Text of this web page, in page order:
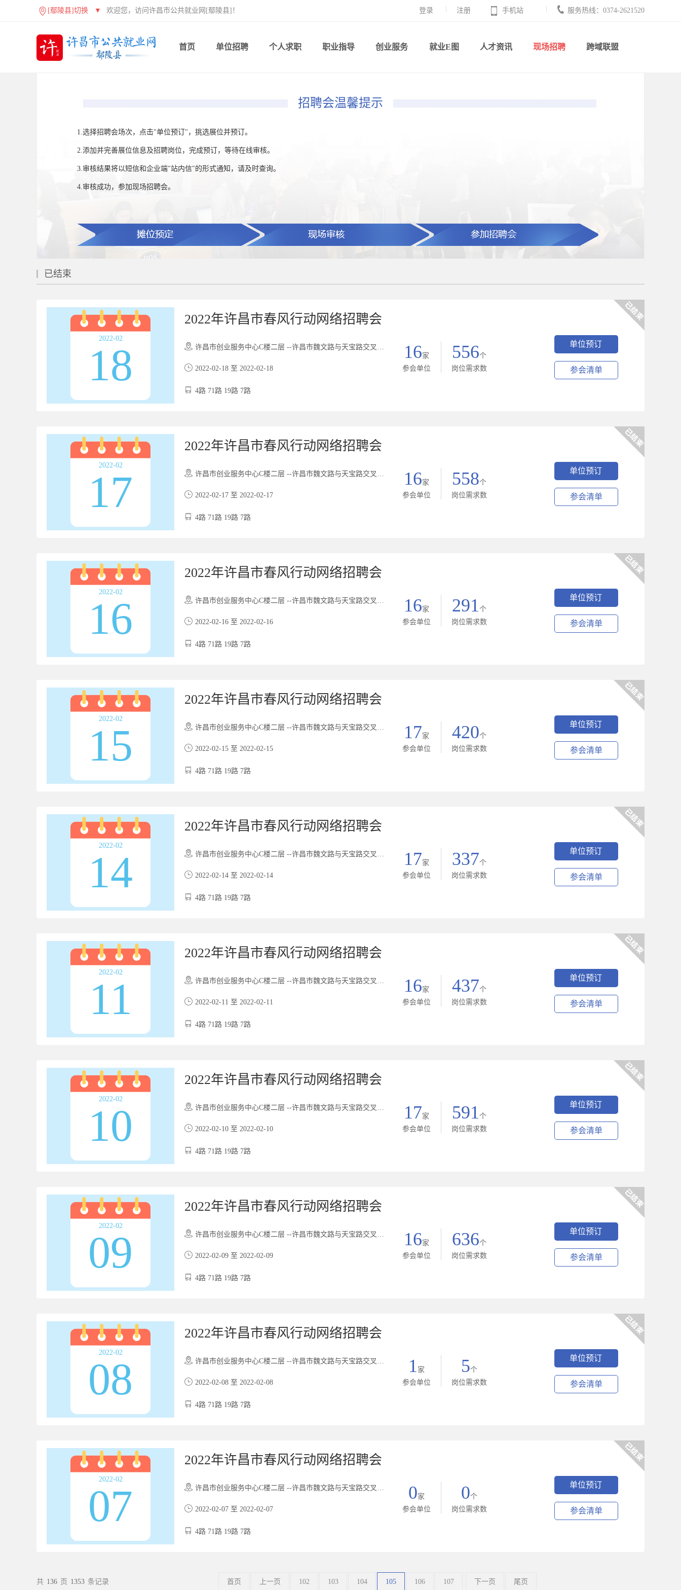
[鄢陵县]切换 ▼ 欢迎您，访问许昌市公共就业网[鄢陵县]！ 登录 注册 手机站 服务热线：0374-2621520
首页 单位招聘 个人求职 职业指导 创业服务 就业E图 人才资讯 现场招聘 跨域联盟
招聘会温馨提示
1.选择招聘会场次，点击"单位预订"，挑选展位并预订。
2.添加并完善展位信息及招聘岗位，完成预订，等待在线审核。
3.审核结果将以短信和企业端"站内信"的形式通知，请及时查询。
4.审核成功，参加现场招聘会。
已结束
2022-02
18
2022年许昌市春风行动网络招聘会
许昌市创业服务中心C楼二层 --许昌市魏文路与天宝路交叉口西北角C座二楼人力资源市场
2022-02-18 至 2022-02-18
16家
参会单位
556个
岗位需求数
单位预订
参会清单
4路 71路 19路 7路
2022-02
17
2022年许昌市春风行动网络招聘会
许昌市创业服务中心C楼二层 --许昌市魏文路与天宝路交叉口西北角C座二楼人力资源市场
2022-02-17 至 2022-02-17
16家
参会单位
558个
岗位需求数
单位预订
参会清单
4路 71路 19路 7路
2022-02
16
2022年许昌市春风行动网络招聘会
许昌市创业服务中心C楼二层 --许昌市魏文路与天宝路交叉口西北角C座二楼人力资源市场
2022-02-16 至 2022-02-16
16家
参会单位
291个
岗位需求数
单位预订
参会清单
4路 71路 19路 7路
2022-02
15
2022年许昌市春风行动网络招聘会
许昌市创业服务中心C楼二层 --许昌市魏文路与天宝路交叉口西北角C座二楼人力资源市场
2022-02-15 至 2022-02-15
17家
参会单位
420个
岗位需求数
单位预订
参会清单
4路 71路 19路 7路
2022-02
14
2022年许昌市春风行动网络招聘会
许昌市创业服务中心C楼二层 --许昌市魏文路与天宝路交叉口西北角C座二楼人力资源市场
2022-02-14 至 2022-02-14
17家
参会单位
337个
岗位需求数
单位预订
参会清单
4路 71路 19路 7路
2022-02
11
2022年许昌市春风行动网络招聘会
许昌市创业服务中心C楼二层 --许昌市魏文路与天宝路交叉口西北角C座二楼人力资源市场
2022-02-11 至 2022-02-11
16家
参会单位
437个
岗位需求数
单位预订
参会清单
4路 71路 19路 7路
2022-02
10
2022年许昌市春风行动网络招聘会
许昌市创业服务中心C楼二层 --许昌市魏文路与天宝路交叉口西北角C座二楼人力资源市场
2022-02-10 至 2022-02-10
17家
参会单位
591个
岗位需求数
单位预订
参会清单
4路 71路 19路 7路
2022-02
09
2022年许昌市春风行动网络招聘会
许昌市创业服务中心C楼二层 --许昌市魏文路与天宝路交叉口西北角C座二楼人力资源市场
2022-02-09 至 2022-02-09
16家
参会单位
636个
岗位需求数
单位预订
参会清单
4路 71路 19路 7路
2022-02
08
2022年许昌市春风行动网络招聘会
许昌市创业服务中心C楼二层 --许昌市魏文路与天宝路交叉口西北角C座二楼人力资源市场
2022-02-08 至 2022-02-08
1 家
参会单位
5个
岗位需求数
单位预订
参会清单
4路 71路 19路 7路
2022-02
07
2022年许昌市春风行动网络招聘会
许昌市创业服务中心C楼二层 --许昌市魏文路与天宝路交叉口西北角C座二楼人力资源市场
2022-02-07 至 2022-02-07
0家
参会单位
0个
岗位需求数
单位预订
参会清单
4路 71路 19路 7路
共 136 页 1353 条记录 首页 上一页 102 103 104 105 106 107 下一页 尾页